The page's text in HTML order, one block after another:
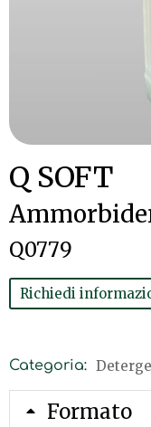
Q SOFT
Q0779
Richiedi
Categoria:
Formato